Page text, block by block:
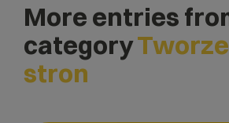
More entries
category
stron